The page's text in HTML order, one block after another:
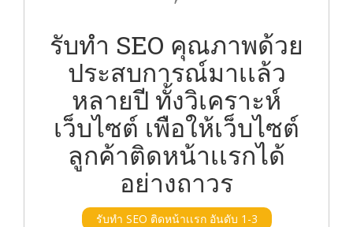
รับทำ SEO คุณภาพด้วย
ประสบการณ์มาเเล้ว
หลายปี ทั้งวิเคราะห์
เว็บไซต์ เพือให้เว็บไซต์
ลูกค้าติดหน้าเเรกได้
อย่างถาวร
รับทำ SEO ติดหน้าเเรก อันดับ 1-3